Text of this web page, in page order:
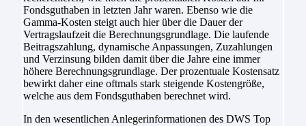
Fondsguthaben in letzten Jahr waren. Ebenso wie die
Gamma-Kosten steigt auch hier über die Dauer der
Vertragslaufzeit die Berechnungsgrundlage. Die laufende
Beitragszahlung, dynamische Anpassungen, Zuzahlungen
und Verzinsung bilden damit über die Jahre eine immer
höhere Berechnungsgrundlage. Der prozentuale Kostensatz
bewirkt daher eine oftmals stark steigende Kostengröße,
welche aus dem Fondsguthaben berechnet wird.
In den wesentlichen Anlegerinformationen des DWS Top